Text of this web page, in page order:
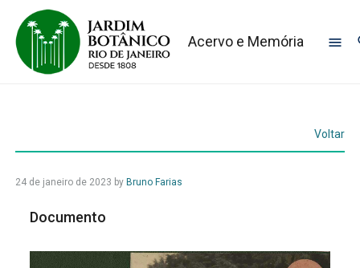
Acervo e Memória
Voltar
24 de janeiro de 2023 by Bruno Farias
Documento